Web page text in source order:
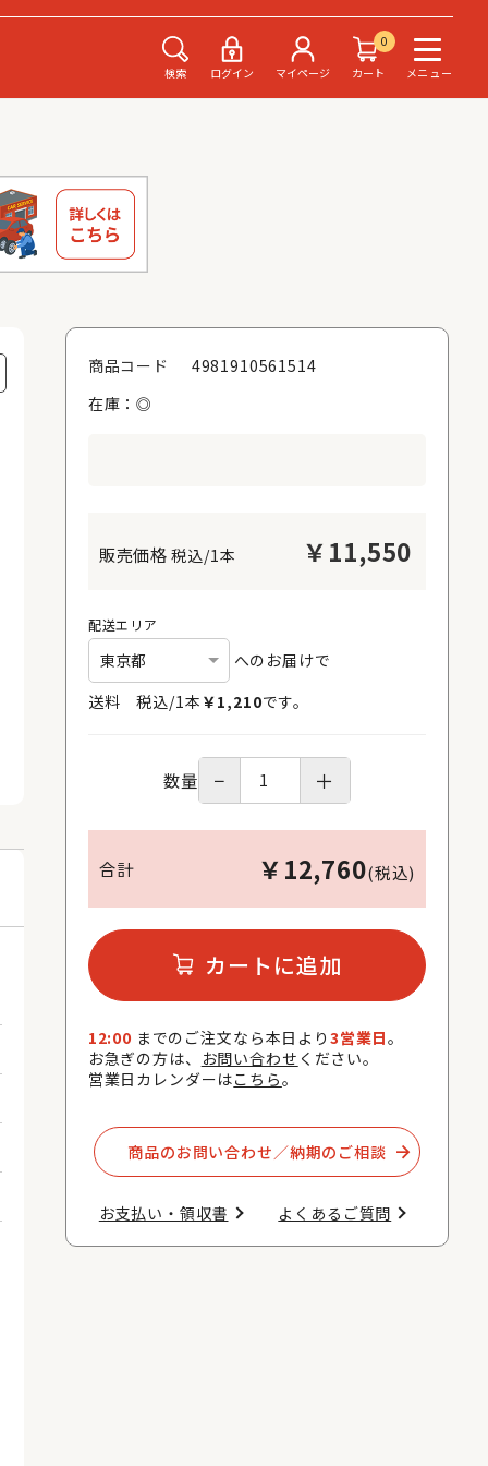
検索 ログイン マイページ
0
カート
メニュー
商品コード
4981910561514
在庫：◎
税込/1本 ￥ 11,550
配送エリア
へのお届けで
送料 税込/1本 ￥1,210です。
数量 − ＋
合計 ￥ 12,760(税込)
カートに追加
12:00 までのご注文なら本日より 3営業日。
お急ぎの方は、
お問い合わせ ください。
営業日カレンダーはこちら。
商品のお問い合わせ／納期のご相談​
お支払い・領収書​ よくあるご質問​